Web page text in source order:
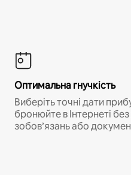
Оптимальна гнучкість
Виберіть точні дати
бронюйте в Інтернеті
зобов’язань або